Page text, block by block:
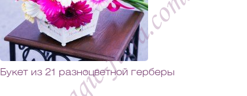
Букет из 21 разноцветной герберы